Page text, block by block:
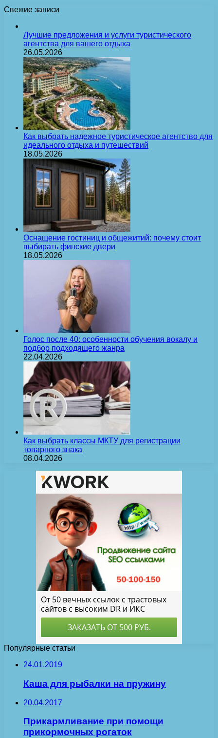
Свежие записи
Лучшие предложения и услуги туристического
агентства для вашего отдыха
26.05.2026
Как выбрать надежное туристическое агентство для
идеального отдыха и путешествий
18.05.2026
Оснащение гостиниц и общежитий: почему стоит
выбирать финские двери
18.05.2026
Голос после 40: особенности обучения вокалу и
подбор подходящего жанра
22.04.2026
Как выбрать классы МКТУ для регистрации
товарного знака
08.04.2026
Популярные статьи
24.01.2019
Каша для рыбалки на пружину
20.04.2017
Прикармливание при помощи
прикормочных рогаток